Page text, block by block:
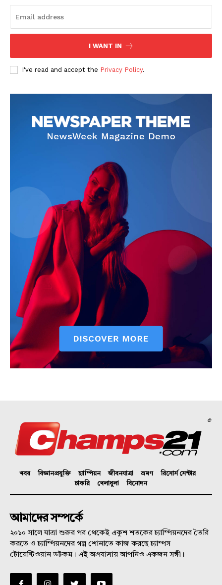
Company
About
Subscription Plans
My account
I WANT IN
I've read and accept the Privacy Policy.
©
খবর বিজ্ঞানপ্রযুক্তি চ্যাম্পিয়ন জীবনযাত্রা ভ্রমণ
রিসোর্স সেন্টার
চাকরি
খেলাধুলা বিনোদন
আমাদের সম্পর্কে
২০১০ সালে যাত্রা শুরুর পর থেকেই একুশ শতকের চ্যাম্পিয়নদের তৈরি
করতে ও চ্যাম্পিয়নদের গল্প শোনাতে কাজ করছে চ্যাম্পস
টোয়েন্টিওয়ান ডটকম। এই অগ্রযাত্রায় আপনিও একজন সঙ্গী।